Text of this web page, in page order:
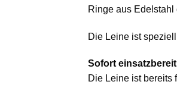
Ringe aus
Die Leine ist
Sofort einsatzbereit
Die Leine ist bereits